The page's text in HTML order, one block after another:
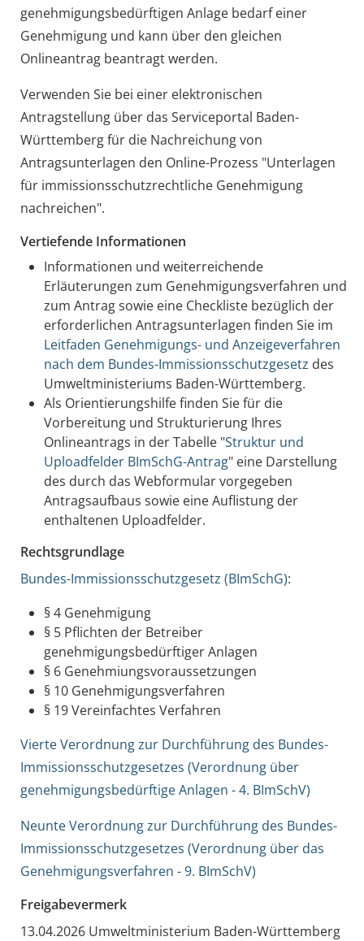
genehmigungsbedürftigen Anlage bedarf einer
Genehmigung und kann über den gleichen
Onlineantrag beantragt werden.
Verwenden Sie bei einer elektronischen
Antragstellung über das Serviceportal Baden-
Württemberg für die Nachreichung von
Antragsunterlagen den Online-Prozess "Unterlagen
für immissionsschutzrechtliche Genehmigung
nachreichen".
Vertiefende Informationen
Informationen und weiterreichende
Erläuterungen zum Genehmigungsverfahren und
zum Antrag sowie eine Checkliste bezüglich der
erforderlichen Antragsunterlagen finden Sie im
Leitfaden Genehmigungs- und Anzeigeverfahren
nach dem Bundes-Immissionsschutzgesetz des
Umweltministeriums Baden-Württemberg.
Als Orientierungshilfe finden Sie für die
Vorbereitung und Strukturierung Ihres
Onlineantrags in der Tabelle "Struktur und
Uploadfelder BImSchG-Antrag" eine Darstellung
des durch das Webformular vorgegeben
Antragsaufbaus sowie eine Auflistung der
enthaltenen Uploadfelder.
Rechtsgrundlage
Bundes-Immissionsschutzgesetz (BImSchG):
§ 4 Genehmigung
§ 5 Pflichten der Betreiber
genehmigungsbedürftiger Anlagen
§ 6 Genehmiungsvoraussetzungen
§ 10 Genehmigungsverfahren
§ 19 Vereinfachtes Verfahren
Vierte Verordnung zur Durchführung des Bundes-
Immissionsschutzgesetzes (Verordnung über
genehmigungsbedürftige Anlagen - 4. BImSchV)
Neunte Verordnung zur Durchführung des Bundes-
Immissionsschutzgesetzes (Verordnung über das
Genehmigungsverfahren - 9. BImSchV)
Freigabevermerk
13.04.2026 Umweltministerium Baden-Württemberg